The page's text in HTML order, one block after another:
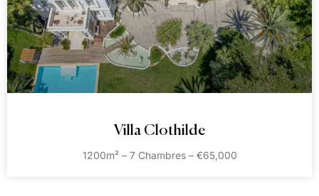
Villa Clothilde
1200m² – 7 Chambres – €65,000